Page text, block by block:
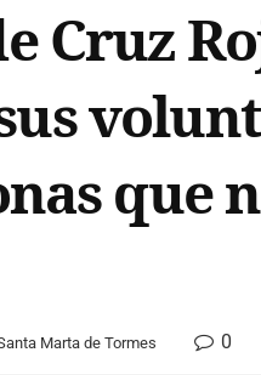
Cruz
que
Marta de Tormes 0